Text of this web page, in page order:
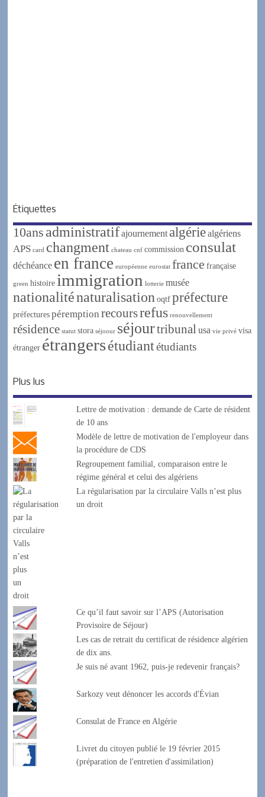
Étiquettes
10ans administratifajournement algériealgériens
APS card changment chateau cnf commission consulat
déchéance en france européenne eurostat france française
green histoire immigration lotterie musée
nationaliténaturalisation oqtf préfecture
préfectures péremption recoursrefus renouvellement
résidence statut stora séjoour séjourtribunal usa vie privé visa
étranger étrangersétudiantétudiants
Plus lus
Lettre de motivation : demande de Carte de résident
de 10 ans
Modèle de lettre de motivation de l'employeur dans
la procédure de CDS
Regroupement familial, comparaison entre le
régime général et celui des algériens
La régularisation par la circulaire Valls n’est plus
un droit
Ce qu’il faut savoir sur l’APS (Autorisation
Provisoire de Séjour)
Les cas de retrait du certificat de résidence algérien
de dix ans.
Je suis né avant 1962, puis-je redevenir français?
Sarkozy veut dénoncer les accords d'Évian
Consulat de France en Algérie
Livret du citoyen publié le 19 février 2015
(préparation de l'entretien d'assimilation)